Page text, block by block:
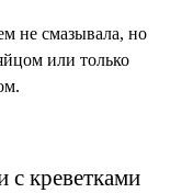
не смазывала, но
или только
с креветками